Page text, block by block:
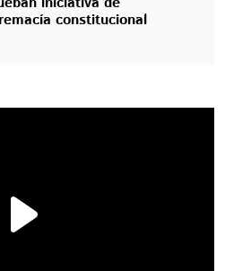
constitucional